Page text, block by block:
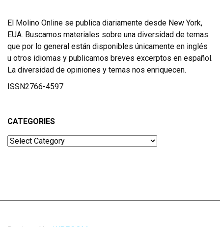
El Molino Online se publica diariamente desde New York,
EUA. Buscamos materiales sobre una diversidad de temas
que por lo general están disponibles únicamente en inglés
u otros idiomas y publicamos breves excerptos en español.
La diversidad de opiniones y temas nos enriquecen.
ISSN2766-4597
CATEGORIES
Categories